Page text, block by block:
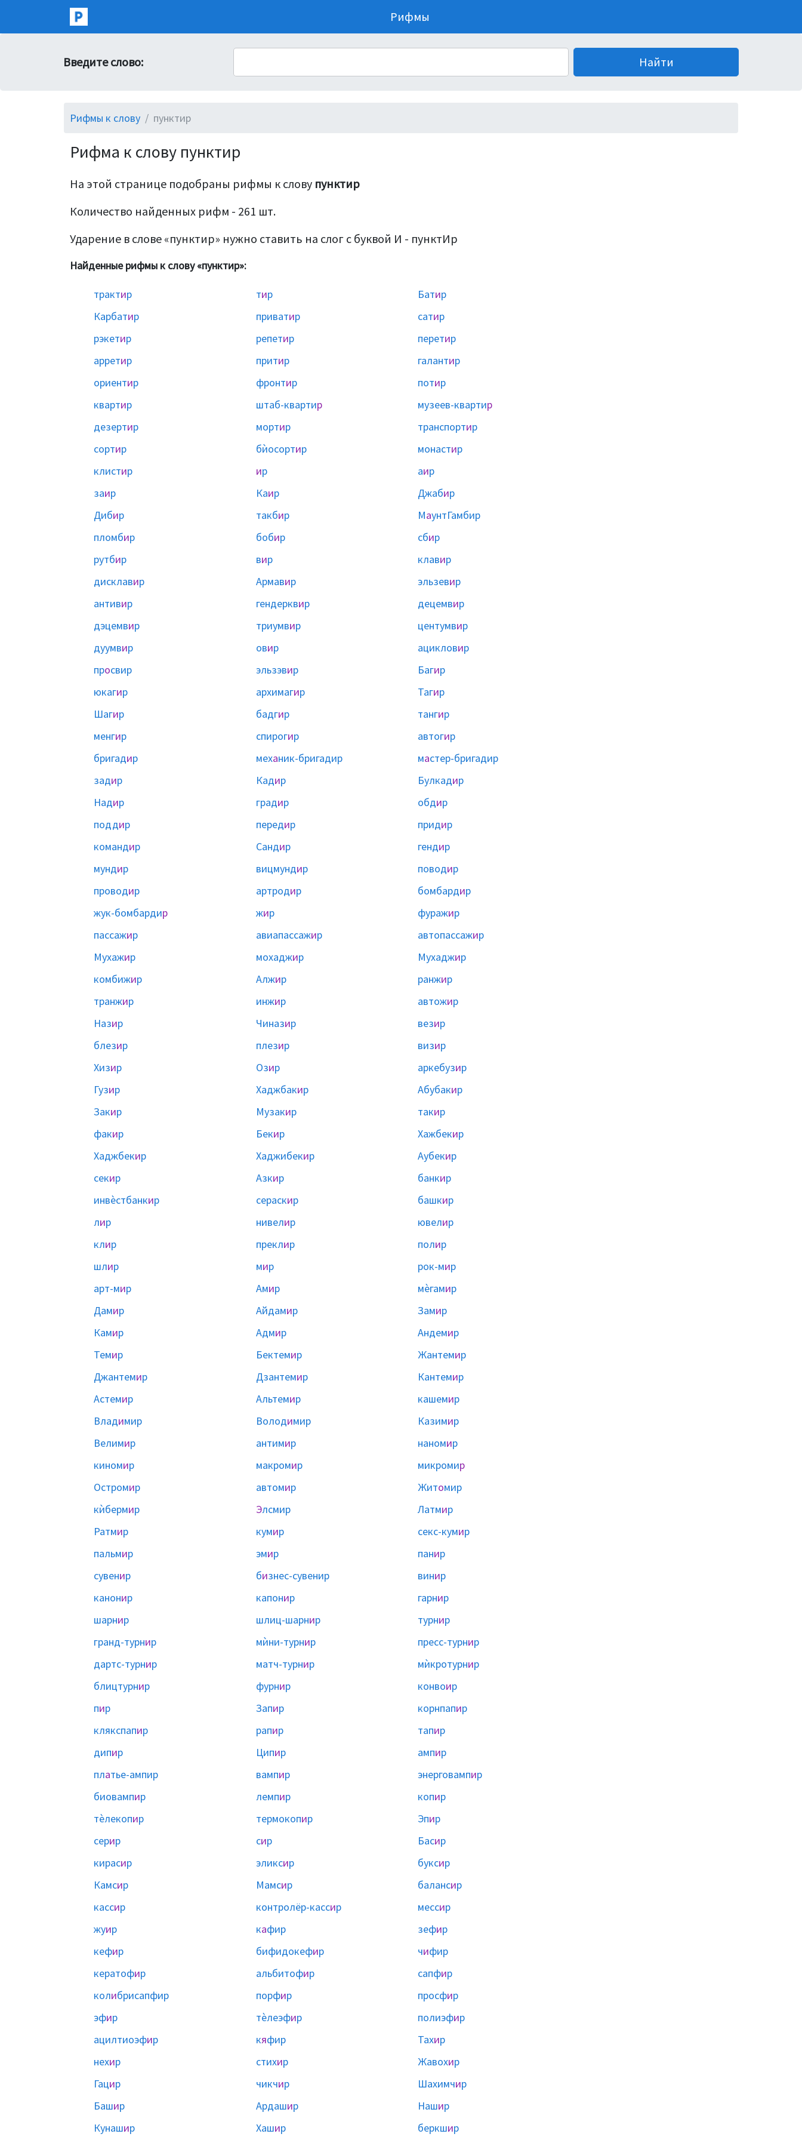
Рифмы
Введите слово:
Рифмы к слову пунктир
Рифма к слову пунктир
На этой странице подобраны рифмы к слову пунктир
Количество найденных рифм - 261 шт.
Ударение в слове «пунктир» нужно ставить на слог с буквой И - пунктИр
Найденные рифмы к слову «пунктир»:
трактир тир Батир
Карбатир приватир сатир
рэкетир репетир перетир
арретир притир галантир
ориентир фронтир потир
квартир штаб-квартир музеев-квартир
дезертир мортир транспортир
сортир бѝосортир монастир
клистир ир аир
заир Каир Джабир
Дибир такбир МаунтГамбир
пломбир бобир сбир
рутбир вир клавир
дисклавир Армавир эльзевир
антивир гендерквир децемвир
дэцемвир триумвир центумвир
дуумвир овир ацикловир
просвир эльзэвир Багир
юкагир архимагир Тагир
Шагир бадгир тангир
менгир спирогир автогир
бригадир механик-бригадир мастер-бригадир
задир Кадир Булкадир
Надир градир обдир
поддир передир придир
командир Сандир гендир
мундир вицмундир поводир
проводир артродир бомбардир
жук-бомбардир жир фуражир
пассажир авиапассажир автопассажир
Мухажир мохаджир Мухаджир
комбижир Алжир ранжир
транжир инжир автожир
Назир Чиназир везир
блезир плезир визир
Хизир Озир аркебузир
Гузир Хаджбакир Абубакир
Закир Музакир такир
факир Бекир Хажбекир
Хаджбекир Хаджибекир Аубекир
секир Азкир банкир
инвѐстбанкир сераскир башкир
лир нивелир ювелир
клир преклир полир
шлир мир рок-мир
арт-мир Амир мѐгамир
Дамир Айдамир Замир
Камир Адмир Андемир
Темир Бектемир Жантемир
Джантемир Дзантемир Кантемир
Астемир Альтемир кашемир
Владимир Володимир Казимир
Велимир антимир наномир
киномир макромир микромир
Остромир автомир Житомир
кѝбермир Элсмир Латмир
Ратмир кумир секс-кумир
пальмир эмир панир
сувенир бизнес-сувенир винир
канонир капонир гарнир
шарнир шлиц-шарнир турнир
гранд-турнир мѝни-турнир пресс-турнир
дартс-турнир матч-турнир мѝкротурнир
блицтурнир фурнир конвоир
пир Запир корнпапир
клякспапир рапир тапир
дипир Ципир ампир
платье-ампир вампир энерговампир
биовампир лемпир копир
тѐлекопир термокопир Эпир
серир сир Басир
кирасир эликсир буксир
Камсир Мамсир балансир
кассир контролёр-кассир мессир
жуир кафир зефир
кефир бифидокефир чифир
кератофир альбитофир сапфир
колибрисапфир порфир просфир
эфир тѐлеэфир полиэфир
ацилтиоэфир кяфир Тахир
нехир стихир Жавохир
Гацир чикчир Шахимчир
Башир Ардашир Нашир
Кунашир Хашир беркшир